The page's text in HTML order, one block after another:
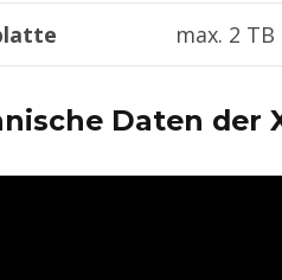
max. 2 TB
Daten der